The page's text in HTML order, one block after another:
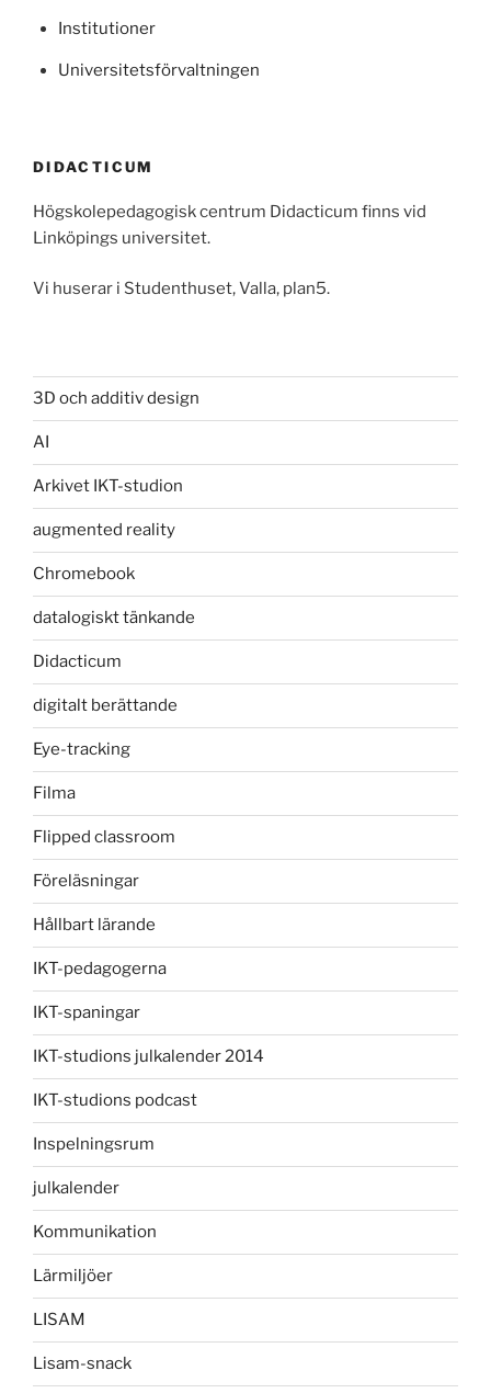
Institutioner
Universitetsförvaltningen
DIDACTICUM
Högskolepedagogisk centrum Didacticum finns vid
Linköpings universitet.
Vi huserar i Studenthuset, Valla, plan5.
3D och additiv design
AI
Arkivet IKT-studion
augmented reality
Chromebook
datalogiskt tänkande
Didacticum
digitalt berättande
Eye-tracking
Filma
Flipped classroom
Föreläsningar
Hållbart lärande
IKT-pedagogerna
IKT-spaningar
IKT-studions julkalender 2014
IKT-studions podcast
Inspelningsrum
julkalender
Kommunikation
Lärmiljöer
LISAM
Lisam-snack